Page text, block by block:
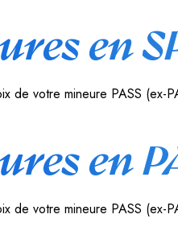
en
votre mineure PASS (ex-
en
votre mineure PASS (ex-